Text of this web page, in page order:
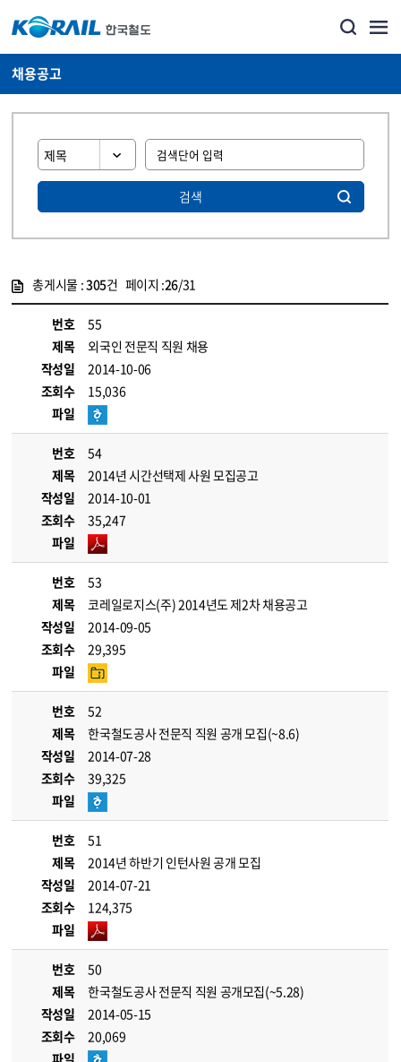
채용공고
검색
총게시물 :305건 페이지 :26/31
번호
55
제목
외국인 전문직 직원 채용
작성일
2014-10-06
조회수
15,036
파일
번호
54
제목
2014년 시간선택제 사원 모집공고
작성일
2014-10-01
조회수
35,247
파일
번호
53
제목
코레일로지스(주) 2014년도 제2차 채용공고
작성일
2014-09-05
조회수
29,395
파일
번호
52
제목
한국철도공사 전문직 직원 공개 모집(~8.6)
작성일
2014-07-28
조회수
39,325
파일
번호
51
제목
2014년 하반기 인턴사원 공개 모집
작성일
2014-07-21
조회수
124,375
파일
번호
50
제목
한국철도공사 전문직 직원 공개모집(~5.28)
작성일
2014-05-15
조회수
20,069
파일